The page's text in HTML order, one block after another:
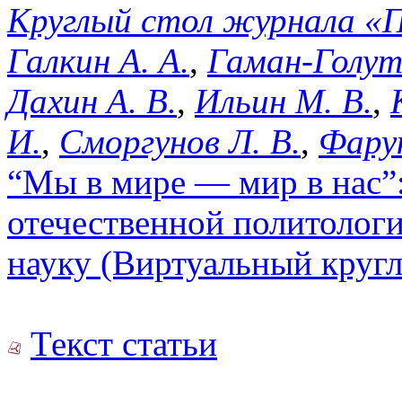
Круглый стол журнала
Галкин А. А., Гаман-
Дахин А. В., Ильин М. В.,
И., Сморгунов Л. В.,
“Мы в мире — мир в нас”:
отечественной
науку (Виртуальный
Текст статьи